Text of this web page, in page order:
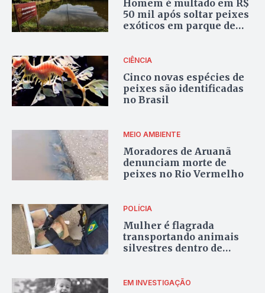
Homem é multado em R$
50 mil após soltar peixes
exóticos em parque de
CIÊNCIA
Cinco novas espécies de
peixes são identificadas
no Brasil
MEIO AMBIENTE
Moradores de Aruanã
denunciam morte de
peixes no Rio Vermelho
POLÍCIA
Mulher é flagrada
transportando animais
silvestres dentro de
EM INVESTIGAÇÃO